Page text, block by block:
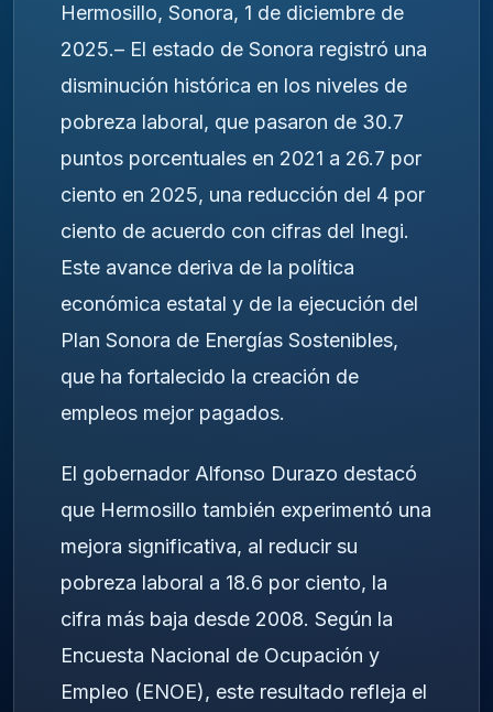
Hermosillo, Sonora, 1 de diciembre de
2025.– El estado de Sonora registró una
disminución histórica en los niveles de
pobreza laboral, que pasaron de 30.7
puntos porcentuales en 2021 a 26.7 por
ciento en 2025, una reducción del 4 por
ciento de acuerdo con cifras del Inegi.
Este avance deriva de la política
económica estatal y de la ejecución del
Plan Sonora de Energías Sostenibles,
que ha fortalecido la creación de
empleos mejor pagados.
El gobernador Alfonso Durazo destacó
que Hermosillo también experimentó una
mejora significativa, al reducir su
pobreza laboral a 18.6 por ciento, la
cifra más baja desde 2008. Según la
Encuesta Nacional de Ocupación y
Empleo (ENOE), este resultado refleja el